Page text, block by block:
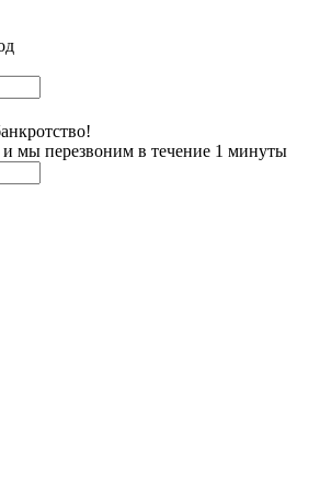
и мы перезвоним в течение 1 минуты